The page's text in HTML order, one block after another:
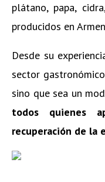
plátano, papa,
producidos en
Desde su
sector
sino que sea un
todos quienes
recuperación de la